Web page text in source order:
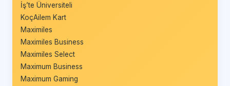
İş’te Üniversiteli
KoçAilem Kart
Maximiles
Maximiles Business
Maximiles Select
Maximum Business
Maximum Gaming